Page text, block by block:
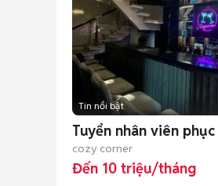
Tin nổi bật
Tuyển nhân viên
cozy corner
Đến 10 triệu/tháng